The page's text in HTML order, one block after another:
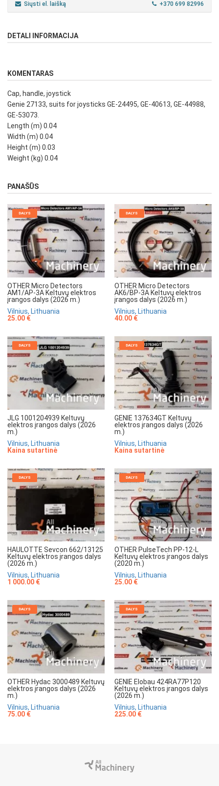
Siųsti el. laišką +370 699 82996
DETALI INFORMACIJA
KOMENTARAS
Cap, handle, joystick
Genie 27133, suits for joysticks GE-24495, GE-40613, GE-44988,
GE-53073.
Length (m) 0.04
Width (m) 0.04
Height (m) 0.03
Weight (kg) 0.04
PANAŠŪS
DALYS
OTHER Micro Detectors
AM1/AP-3A Keltuvų elektros
įrangos dalys (2026 m.)
Vilnius, Lithuania
25.00 €
DALYS
OTHER Micro Detectors
AK6/BP-3A Keltuvų elektros
įrangos dalys (2026 m.)
Vilnius, Lithuania
40.00 €
DALYS
JLG 1001204939 Keltuvų
elektros įrangos dalys (2026
m.)
Vilnius, Lithuania
Kaina sutartinė
DALYS
GENIE 137634GT Keltuvų
elektros įrangos dalys (2026
m.)
Vilnius, Lithuania
Kaina sutartinė
DALYS
HAULOTTE Sevcon 662/13125
Keltuvų elektros įrangos dalys
(2026 m.)
Vilnius, Lithuania
1 000.00 €
DALYS
OTHER PulseTech PP-12-L
Keltuvų elektros įrangos dalys
(2020 m.)
Vilnius, Lithuania
25.00 €
DALYS
OTHER Hydac 3000489 Keltuvų
elektros įrangos dalys (2026
m.)
Vilnius, Lithuania
75.00 €
DALYS
GENIE Elobau 424RA77P120
Keltuvų elektros įrangos dalys
(2026 m.)
Vilnius, Lithuania
225.00 €